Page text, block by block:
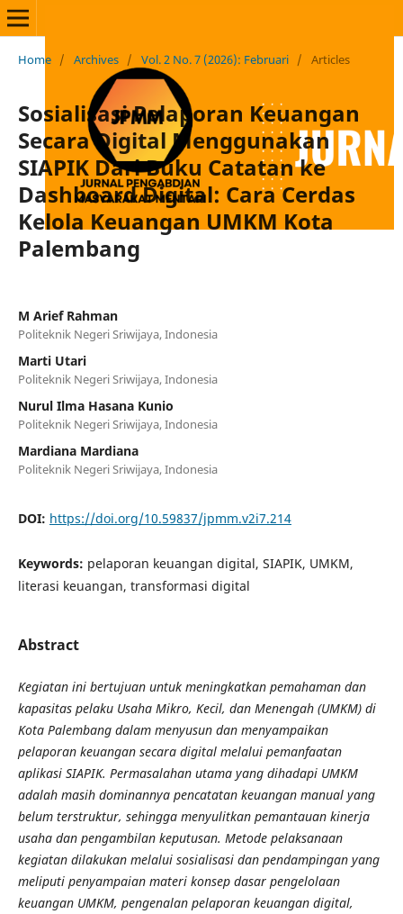
Home / Archives / Vol. 2 No. 7 (2026): Februari / Articles
Sosialisasi Pelaporan Keuangan
Secara Digital Menggunakan
SIAPIK Dari Buku Catatan ke
Dashboard Digital: Cara Cerdas
Kelola Keuangan UMKM Kota
Palembang
M Arief Rahman
Politeknik Negeri Sriwijaya, Indonesia
Marti Utari
Politeknik Negeri Sriwijaya, Indonesia
Nurul Ilma Hasana Kunio
Politeknik Negeri Sriwijaya, Indonesia
Mardiana Mardiana
Politeknik Negeri Sriwijaya, Indonesia
DOI: https://doi.org/10.59837/jpmm.v2i7.214
Keywords: pelaporan keuangan digital, SIAPIK, UMKM,
literasi keuangan, transformasi digital
Abstract
Kegiatan ini bertujuan untuk meningkatkan pemahaman dan
kapasitas pelaku Usaha Mikro, Kecil, dan Menengah (UMKM) di
Kota Palembang dalam menyusun dan menyampaikan
pelaporan keuangan secara digital melalui pemanfaatan
aplikasi SIAPIK. Permasalahan utama yang dihadapi UMKM
adalah masih dominannya pencatatan keuangan manual yang
belum terstruktur, sehingga menyulitkan pemantauan kinerja
usaha dan pengambilan keputusan. Metode pelaksanaan
kegiatan dilakukan melalui sosialisasi dan pendampingan yang
meliputi penyampaian materi konsep dasar pengelolaan
keuangan UMKM, pengenalan pelaporan keuangan digital,